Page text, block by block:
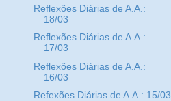
Reflexões Diárias de A.A.:
18/03
Reflexões Diárias de A.A.:
17/03
Reflexões Diárias de A.A.:
16/03
Refexões Diárias de A.A.: 15/03